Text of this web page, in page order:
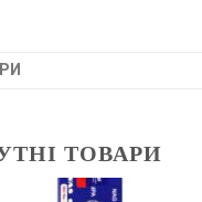
ТОВАРИ